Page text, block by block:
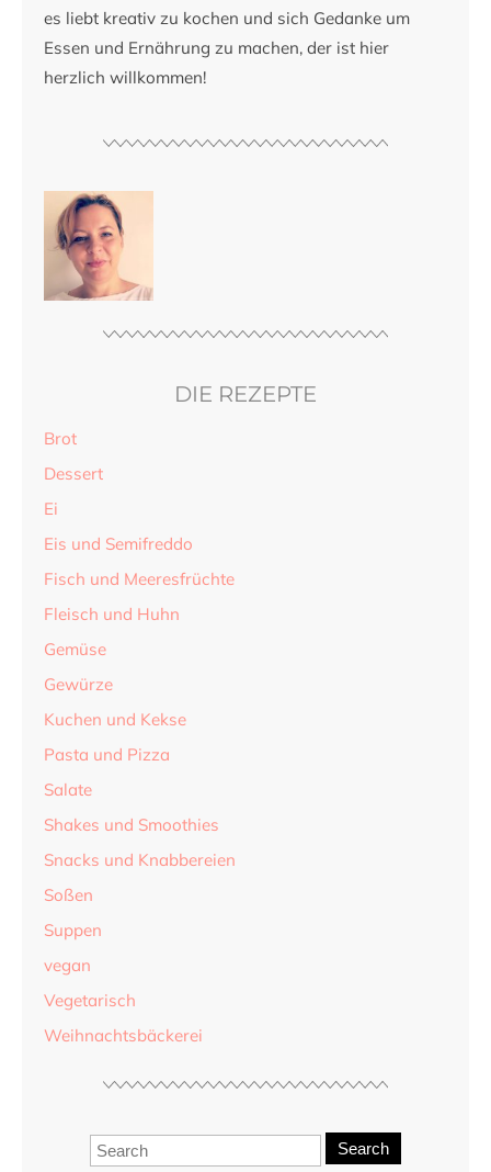
es liebt kreativ zu kochen und sich Gedanke um
Essen und Ernährung zu machen, der ist hier
herzlich willkommen!
DIE REZEPTE
Brot
Dessert
Ei
Eis und Semifreddo
Fisch und Meeresfrüchte
Fleisch und Huhn
Gemüse
Gewürze
Kuchen und Kekse
Pasta und Pizza
Salate
Shakes und Smoothies
Snacks und Knabbereien
Soßen
Suppen
vegan
Vegetarisch
Weihnachtsbäckerei
Search